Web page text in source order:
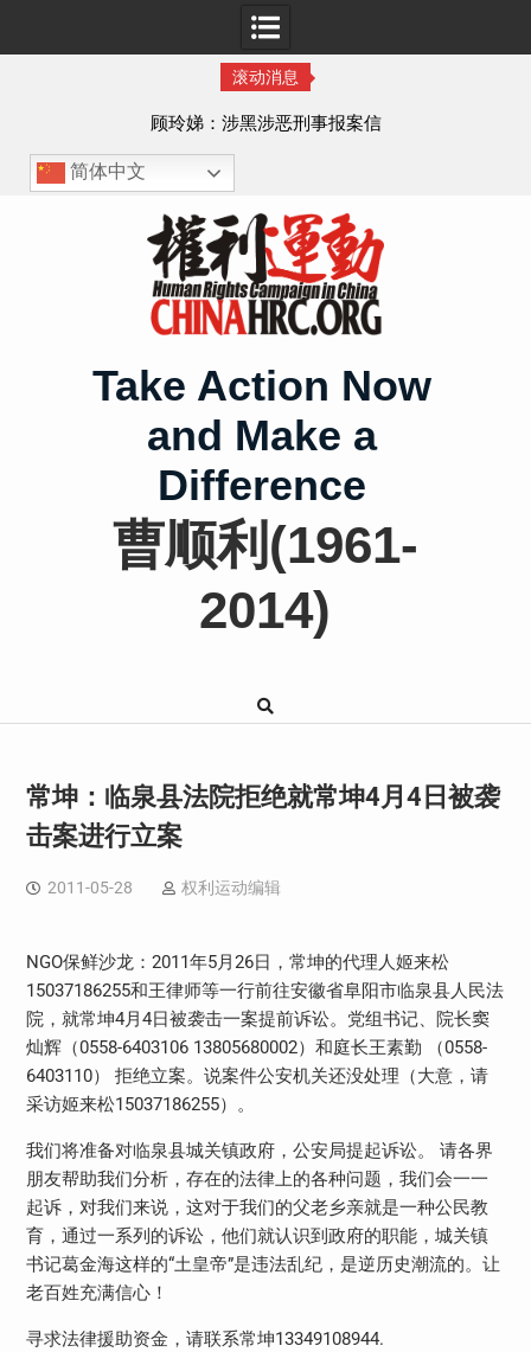
滚动消息
涉黑涉恶刑事报案信 四川人权捍卫者陈
简体中文
Take Action Now
and Make a
Difference
曹顺利(1961-
2014)
常坤：临泉县法院拒绝就常坤4月4日被袭
击案进行立案
2011-05-28 权利运动编辑
NGO保鲜沙龙：2011年5月26日，常坤的代理人姬来松
15037186255和王律师等一行前往安徽省阜阳市临泉县人民法
院，就常坤4月4日被袭击一案提前诉讼。党组书记、院长窦
灿辉（0558-6403106 13805680002）和庭长王素勤 （0558-
6403110） 拒绝立案。说案件公安机关还没处理（大意，请
采访姬来松15037186255）。
我们将准备对临泉县城关镇政府，公安局提起诉讼。 请各界
朋友帮助我们分析，存在的法律上的各种问题，我们会一一
起诉，对我们来说，这对于我们的父老乡亲就是一种公民教
育，通过一系列的诉讼，他们就认识到政府的职能，城关镇
书记葛金海这样的“土皇帝”是违法乱纪，是逆历史潮流的。让
老百姓充满信心！
寻求法律援助资金，请联系常坤13349108944.